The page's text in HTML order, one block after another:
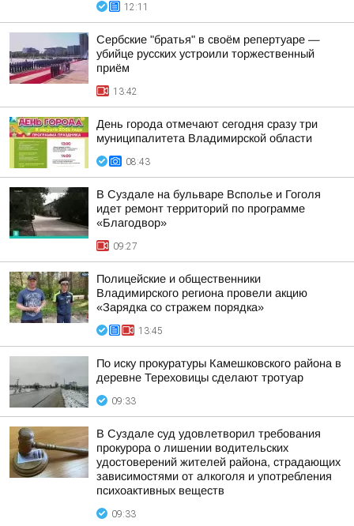
12:11
Сербские "братья" в своём репертуаре —
убийце русских устроили торжественный
приём
13:42
День города отмечают сегодня сразу три
муниципалитета Владимирской области
08:43
В Суздале на бульваре Всполье и Гоголя
идет ремонт территорий по программе
«Благодвор»
09:27
Полицейские и общественники
Владимирского региона провели акцию
«Зарядка со стражем порядка»
13:45
По иску прокуратуры Камешковского района в
деревне Тереховицы сделают тротуар
09:33
В Суздале суд удовлетворил требования
прокурора о лишении водительских
удостоверений жителей района, страдающих
зависимостями от алкоголя и употребления
психоактивных веществ
09:33